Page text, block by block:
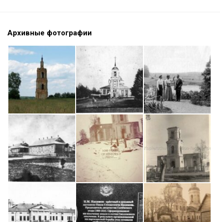
Архивные фотографии